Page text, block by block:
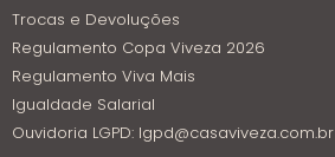
Trocas e Devoluções
Regulamento Copa Viveza 2026
Regulamento Viva Mais
Igualdade Salarial
Ouvidoria LGPD: lgpd@casaviveza.com.br